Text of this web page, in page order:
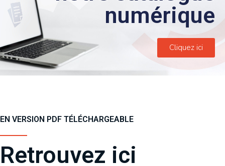
numérique
Cliquez ici
EN VERSION PDF TÉLÉCHARGEABLE
Retrouvez ici